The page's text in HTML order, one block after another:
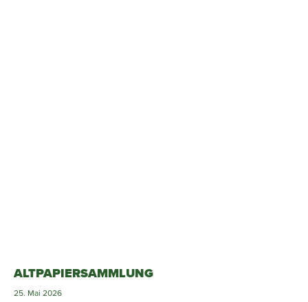
ALTPAPIERSAMMLUNG
25. Mai 2026